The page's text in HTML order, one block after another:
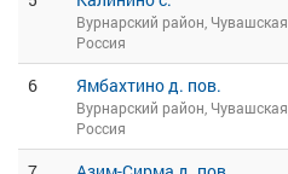
Вурнарский район, Чувашская ,
Россия
6 Ямбахтино д. пов.
Вурнарский район, Чувашская,
Россия